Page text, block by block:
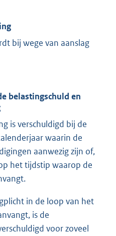
bij wege van aanslag
belastingschuld en
is verschuldigd bij de
waarin de
aanwezig zijn of,
het tijdstip waarop de
in de loop van het
is de
voor zoveel